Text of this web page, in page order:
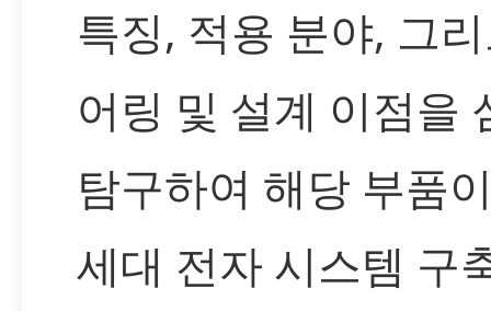
특징, 적용 분야, 그
어링 및 설계 이점을
탐구하여 해당 부품
세대 전자 시스템 구